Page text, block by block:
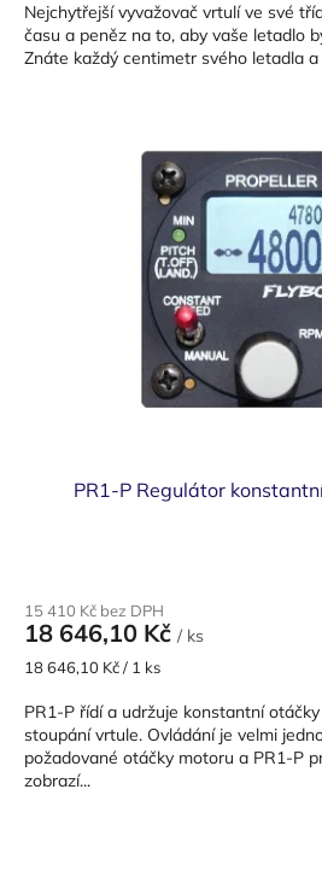
Nejchytřejší vyvažovač vrtulí ve své
času a peněz na to, aby vaše letadlo
Znáte každý centimetr svého letadla a
PR1-P Regulátor
15 410 Kč bez DPH
18 646,10 Kč / ks
Měrná
18 646,10 Kč / 1 ks
PR1-P řídí a udržuje konstantní
stoupání vrtule. Ovládání je velmi
požadované otáčky motoru a PR1-P
zobrazí...